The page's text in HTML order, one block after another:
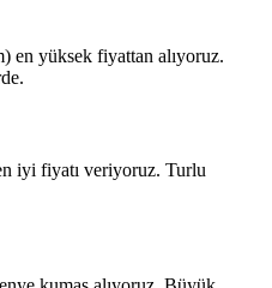
en yüksek fiyattan alıyoruz.
iyi fiyatı veriyoruz. Turlu